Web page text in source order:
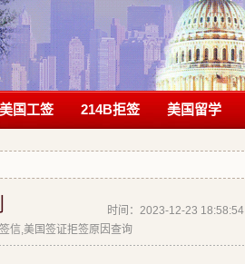
美国工签 214B拒签 美国留学
时间：2023-12-23 18:58:54
信,美国签证拒签原因查询